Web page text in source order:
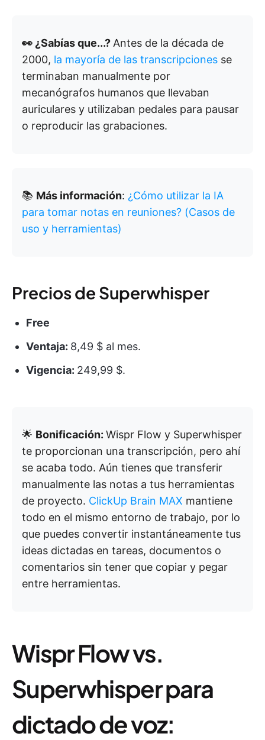
👀 ¿Sabías que...?Antes de la década de
2000, la mayoría de las transcripciones se
terminaban manualmente por
mecanógrafos humanos que llevaban
auriculares y utilizaban pedales para pausar
o reproducir las grabaciones.
📚 Más información: ¿Cómo utilizar la IA
para tomar notas en reuniones? (Casos de
uso y herramientas)
Precios de Superwhisper
Free
Ventaja: 8,49 $ al mes.
Vigencia: 249,99 $.
🌟 Bonificación: Wispr Flow y Superwhisper
te proporcionan una transcripción, pero ahí
se acaba todo. Aún tienes que transferir
manualmente las notas a tus herramientas
de proyecto. ClickUp Brain MAX mantiene
todo en el mismo entorno de trabajo, por lo
que puedes convertir instantáneamente tus
ideas dictadas en tareas, documentos o
comentarios sin tener que copiar y pegar
entre herramientas.
Wispr Flow vs.
Superwhisper para
dictado de voz: